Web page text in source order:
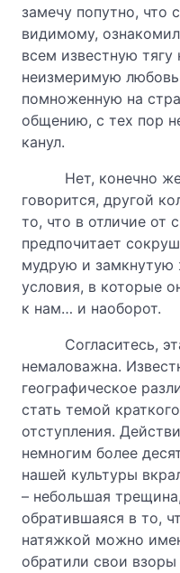
замечу попутно, что
видимому,
всем известную тягу
неизмеримую любовь
помноженную на
общению, с тех пор
канул.
Нет, конечно
говорится, другой
то, что в отличие от
предпочитает
мудрую и замкнутую
условия, в которые
к нам… и наоборот.
Согласитесь,
немаловажна.
географическое
стать темой
отступления.
немногим более
нашей культуры
– небольшая
обратившаяся в то,
натяжкой можно
обратили свои